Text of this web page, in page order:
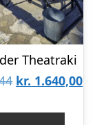
Theatraki
Den
kr. 1.640,00